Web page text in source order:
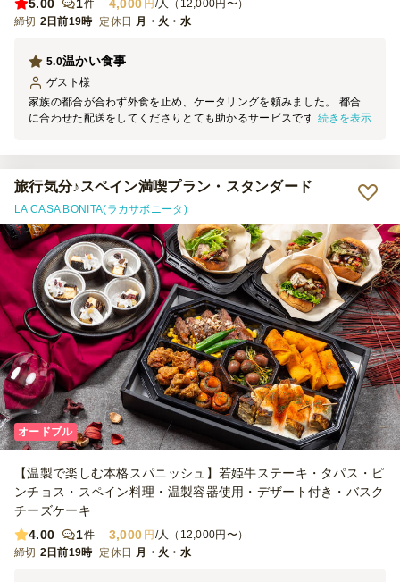
5.00 1件 4,000 円 /人（12,000円〜）
締切 2日前19時 定休日 月・火・水
温かい食事
5.0
ゲスト 様
家族の都合が合わず外食を止め、ケータリングを頼みました。 都合
に合わせた配送をしてくださりとても助かるサービスです。 食事を
続きを表示
旅行気分♪スペイン満喫プラン・スタンダード
LA CASA BONITA(ラカサボニータ)
オードブル
【温製で楽しむ本格スパニッシュ】若姫牛ステーキ・タパス・ピ
ンチョス・スペイン料理・温製容器使用・デザート付き・バスク
チーズケーキ
4.00
1件 3,000 円/人（12,000円〜）
締切 2日前19時 定休日 月・火・水